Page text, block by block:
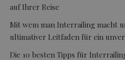
auf Ihrer Reise
Mit wem man Interrailing macht
ultimativer Leitfaden für ein
Die 10 besten Tipps für